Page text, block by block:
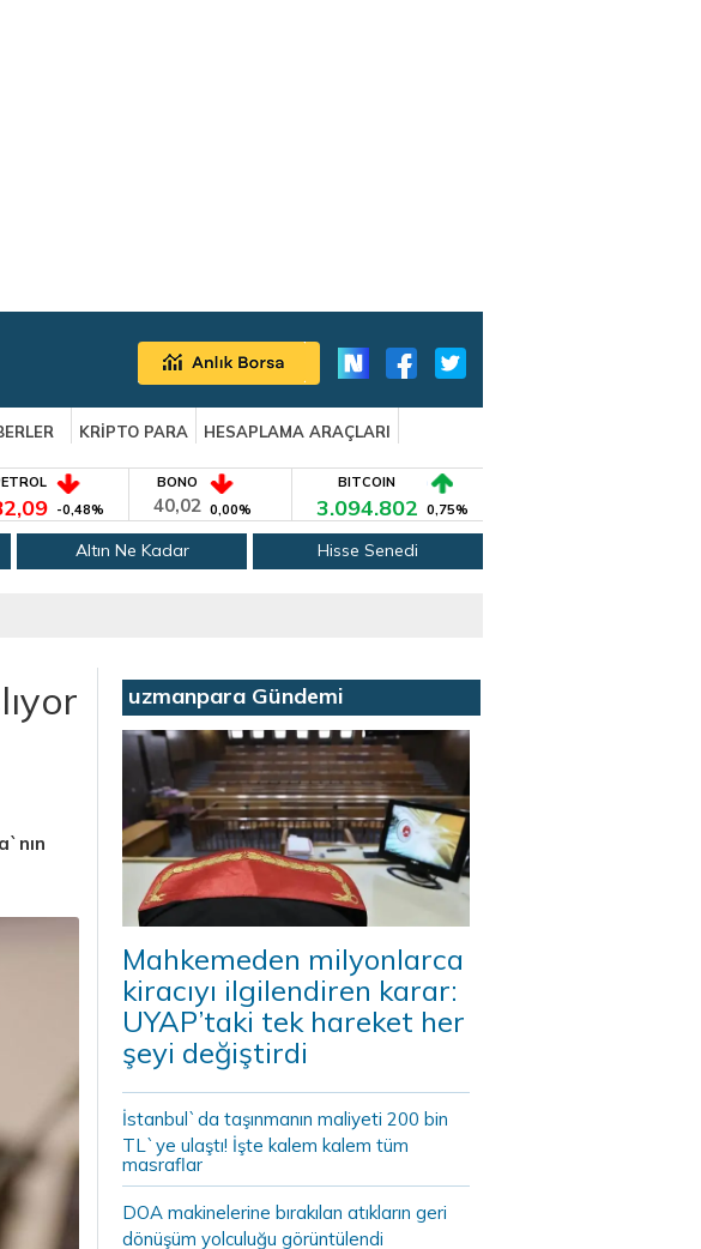
KRİPTO PARA
HESAPLAMA ARAÇLARI
-0,48%
BONO
40,02 0,00%
BITCOIN
3.094.802 0,75%
Altın Ne Kadar Hisse Senedi
uzmanpara Gündemi
Mahkemeden milyonlarca
kiracıyı ilgilendiren karar:
UYAP’taki tek hareket her
şeyi değiştirdi
İstanbul`da taşınmanın maliyeti 200 bin
TL`ye ulaştı! İşte kalem kalem tüm
masraflar
DOA makinelerine bırakılan atıkların geri
dönüşüm yolculuğu görüntülendi